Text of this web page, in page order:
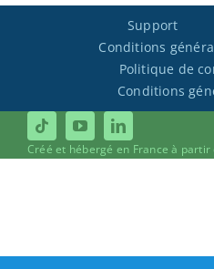
Support
Conditions
Politique de
Conditions
Créé et hébergé en France à partir